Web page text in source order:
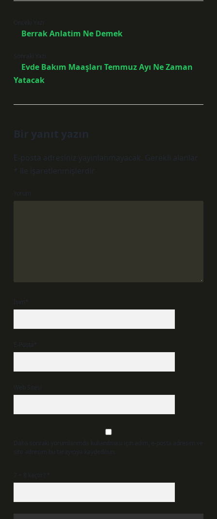
Önceki Yazı
Berrak Anlatim Ne Demek
Sonraki Yazı
Evde Bakım Maaşları Temmuz Ayı Ne Zaman
Yatacak
Bir yanıt yazın
E-posta adresiniz yayınlanmayacak. Gerekli alanlar
*
ile işaretlenmişlerdir
Yorum
İsim*
E-Posta*
Web Sitesi
Daha sonraki yorumlarımda kullanılması için adım, e-posta adresim ve
site adresim bu tarayıcıya kaydedilsin.
7 + 8 kaçtır? *